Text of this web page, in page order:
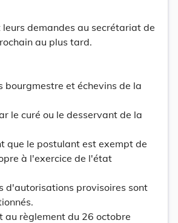
demandes au secrétariat de
au plus tard.
et échevins de la
le curé ou le desservant de la
que le postulant est exempt de
à l'exercice de l'état
d'autorisations provisoires sont
au règlement du 26 octobre